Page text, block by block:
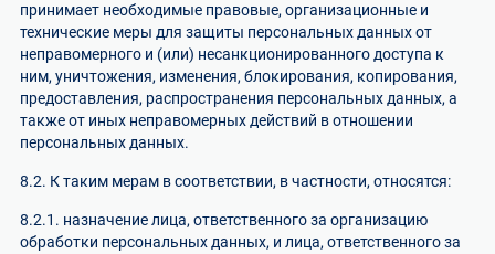
принимает необходимые правовые, организационные и
технические меры для защиты персональных данных от
неправомерного и (или) несанкционированного доступа к
ним, уничтожения, изменения, блокирования, копирования,
предоставления, распространения персональных данных, а
также от иных неправомерных действий в отношении
персональных данных.
8.2. К таким мерам в соответствии, в частности, относятся:
8.2.1. назначение лица, ответственного за организацию
обработки персональных данных, и лица, ответственного за